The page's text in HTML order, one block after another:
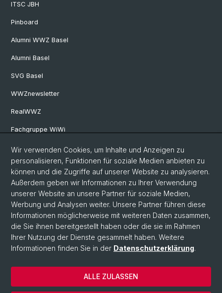
ITSC JBH
Pinboard
Alumni WWZ Basel
Alumni Basel
SVG Basel
WWZnewsletter
RealWWZ
Fachgruppe WiWi
Social Media
LinkedIn
Youtube
WWZFaculty Blog
Wir verwenden Cookies, um Inhalte und Anzeigen zu
personalisieren, Funktionen für soziale Medien anbieten zu
können und die Zugriffe auf unserer Website zu analysieren.
Außerdem geben wir Informationen zu Ihrer Verwendung
unserer Website an unsere Partner für soziale Medien,
Werbung und Analysen weiter. Unsere Partner führen diese
Informationen möglicherweise mit weiteren Daten zusammen,
die Sie ihnen bereitgestellt haben oder die sie im Rahmen
Ihrer Nutzung der Dienste gesammelt haben. Weitere
Informationen finden Sie in der Datenschutzerklärung.
ALLE ZULASSEN